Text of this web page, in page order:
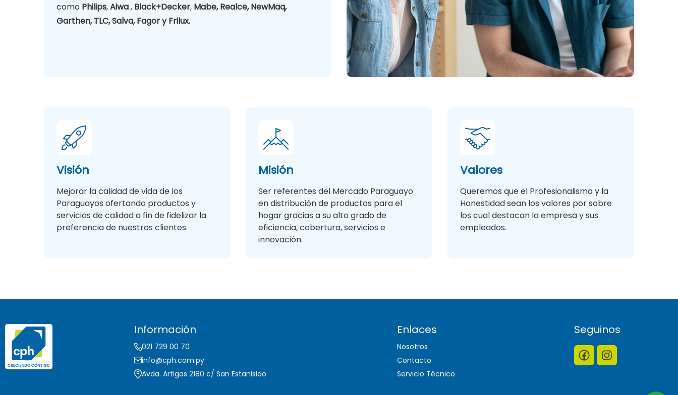
como Philips,Aiwa, Black+Decker, Mabe, Realce, NewMaq,
Garthen, TLC, Salva, Fagor y Frilux.
Visión
Mejorar la calidad de vida de los
Paraguayos ofertando productos y
servicios de calidad a fin de fidelizar la
preferencia de nuestros clientes.
Misión
Ser referentes del Mercado Paraguayo
en distribución de productos para el
hogar gracias a su alto grado de
eficiencia, cobertura, servicios e
innovación.
Valores
Queremos que el Profesionalismo y la
Honestidad sean los valores por sobre
los cual destacan la empresa y sus
empleados.
Información
021 729 00 70
info@cph.com.py
Avda. Artigas 2180 c/ San Estanislao
Enlaces
Nosotros
Contacto
Servicio Técnico
Seguinos